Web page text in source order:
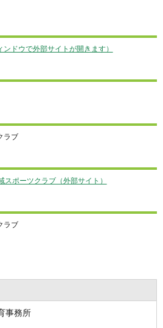
ドウで外部サイトが開きます）
ラブ
ポーツクラブ（外部サイト）
ラブ
事務所